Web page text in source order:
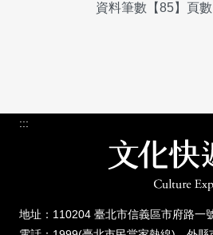
資料筆數【85】頁數
:::
地址：110204 臺北市信義區市府路一